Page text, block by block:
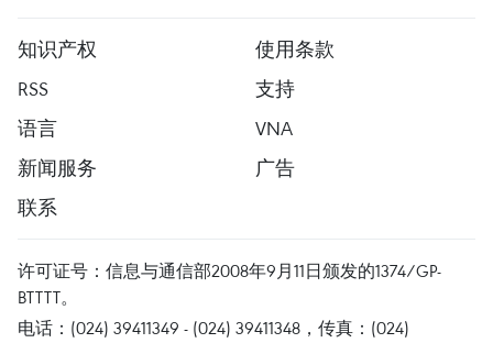
知识产权
使用条款
RSS
支持
语言
VNA
新闻服务
广告
联系
许可证号：信息与通信部2008年9月11日颁发的1374/GP-
BTTTT。
电话：(024) 39411349 - (024) 39411348，传真：(024)